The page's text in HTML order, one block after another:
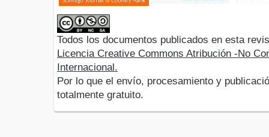
Todos los documentos publicados en esta
Licencia Creative Commons Atribución -No
Internacional.
Por lo que el envío, procesamiento y
totalmente gratuito.